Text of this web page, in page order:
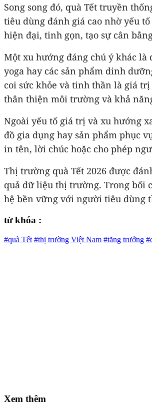
Song song đó, quà Tết truyền
tiêu dùng đánh giá cao nhờ yếu
hiện đại, tinh gọn, tạo sự cân
Một xu hướng đáng chú ý khác là
yoga hay các sản phẩm dinh
coi sức khỏe và tinh thần là giá
thân thiện môi trường và khả
Ngoài yếu tố giá trị và xu hướng
đồ gia dụng hay sản phẩm phục
in tên, lời chúc hoặc cho phép
Thị trường quà Tết 2026 được
quả dữ liệu thị trường. Trong bối
hệ bền vững với người tiêu dùng
từ khóa :
#quà Tết #thị trường Việt Nam #tăng trưởng
Xem thêm